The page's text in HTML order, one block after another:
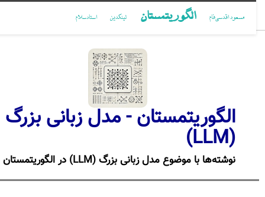
مسعود اقدسی‌فام الگوریتمستان لینکدین استادسلام
الگوریتمستان - مدل زبانی بزرگ
نوشته‌ها با موضوع مدل زبانی بزرگ (LLM) در الگوریتمستان